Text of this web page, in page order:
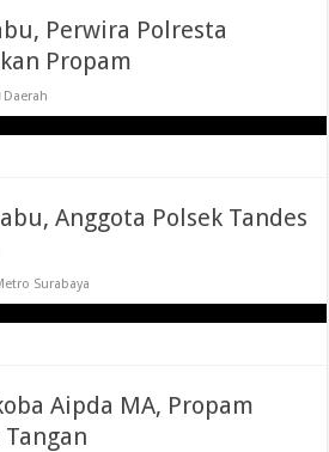
Perwira Polresta
Propam
Daerah
Anggota Polsek Tandes
Surabaya
Aipda MA, Propam